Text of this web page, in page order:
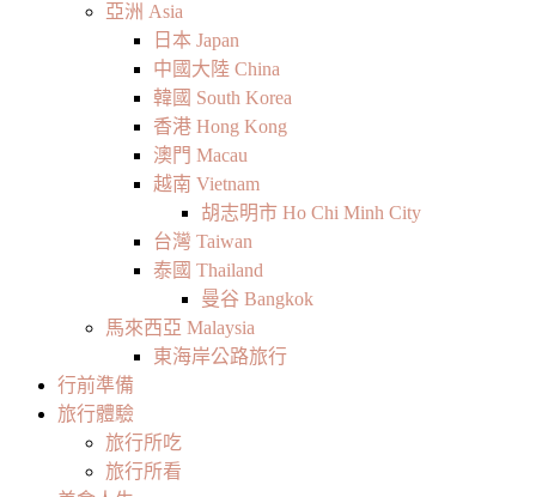
亞洲 Asia
日本 Japan
中國大陸 China
韓國 South Korea
香港 Hong Kong
澳門 Macau
越南 Vietnam
胡志明市 Ho Chi Minh City
台灣 Taiwan
泰國 Thailand
曼谷 Bangkok
馬來西亞 Malaysia
東海岸公路旅行
行前準備
旅行體驗
旅行所吃
旅行所看